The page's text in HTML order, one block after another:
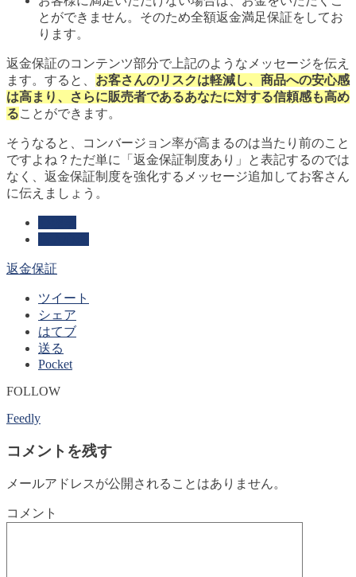
とができません。そのため全額返金満足保証をしてお
ります。
返金保証のコンテンツ部分で上記のようなメッセージを伝え
ます。すると、 お客さんのリスクは軽減し、商品への安心感
は高まり、さらに販売者であるあなたに対する信頼感も高め
ることができます。
そうなると、コンバージョン率が高まるのは当たり前のこと
ですよね？ただ単に「返金保証制度あり」と表記するのでは
なく、返金保証制度を強化するメッセージ追加してお客さん
に伝えましょう。
返金保証
ツイート
シェア
はてブ
送る
Pocket
FOLLOW
Feedly
コメントを残す
メールアドレスが公開されることはありません。
コメント